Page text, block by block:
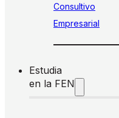
Consultivo
Empresarial
Estudia
en la FEN